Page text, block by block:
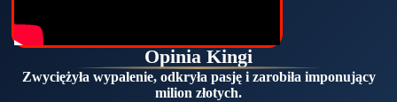
Opinia Kingi
Zwyciężyła wypalenie, odkryła pasję i zarobiła imponujący
milion złotych.